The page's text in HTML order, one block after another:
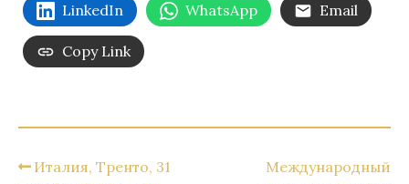
LinkedIn WhatsApp Email
Copy Link
Италия, Тренто, 31
Международный